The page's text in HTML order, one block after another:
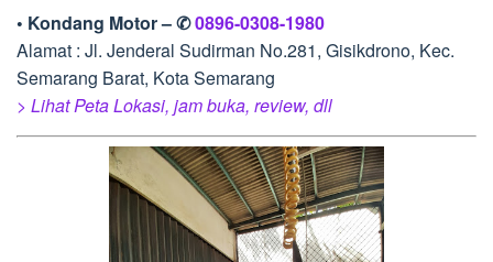
• Kondang Motor – ✆0896-0308-1980
Alamat : Jl. Jenderal Sudirman No.281, Gisikdrono, Kec.
Semarang Barat, Kota Semarang
> Lihat Peta Lokasi, jam buka, review, dll